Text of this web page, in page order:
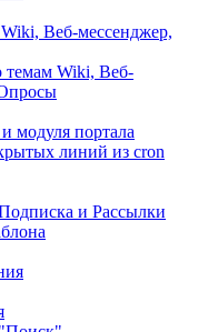
Веб-мессенджер,
темам Wiki, Веб-
модуля портала
линий из cron
и Рассылки